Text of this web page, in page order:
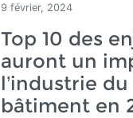
9 février, 2024
Top 10 des
auront un
l’industrie du
bâtiment en